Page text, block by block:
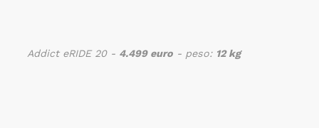
Addict eRIDE 20 - 4.499 euro- peso: 12 kg